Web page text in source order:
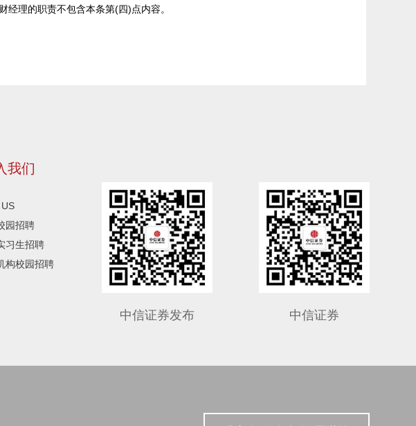
理的职责不包含本条第(四)点内容。
中信证券发布 中信证券
我们
园招聘
习生招聘
构校园招聘